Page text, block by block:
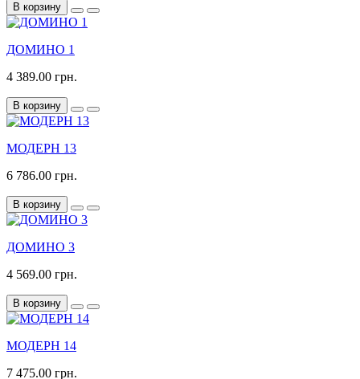
В корзину
ДОМИНО 1
4 389.00 грн.
В корзину
МОДЕРН 13
6 786.00 грн.
В корзину
ДОМИНО 3
4 569.00 грн.
В корзину
МОДЕРН 14
7 475.00 грн.